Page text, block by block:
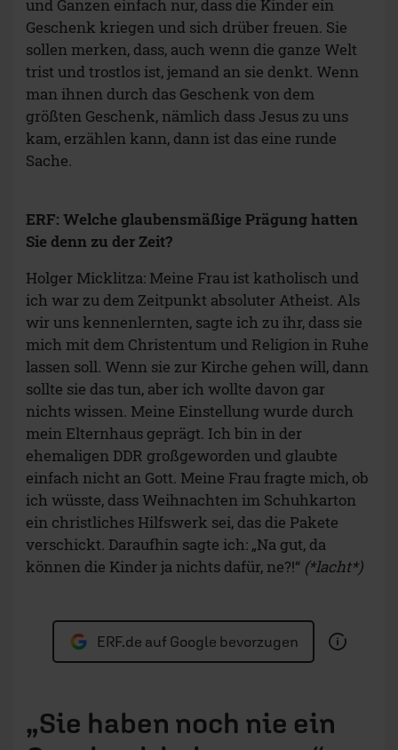
und Ganzen einfach nur, dass die Kinder ein
Geschenk kriegen und sich drüber freuen. Sie
sollen merken, dass, auch wenn die ganze Welt
trist und trostlos ist, jemand an sie denkt. Wenn
man ihnen durch das Geschenk von dem
größten Geschenk, nämlich dass Jesus zu uns
kam, erzählen kann, dann ist das eine runde
Sache.
ERF: Welche glaubensmäßige Prägung hatten
Sie denn zu der Zeit?
Holger Micklitza: Meine Frau ist katholisch und
ich war zu dem Zeitpunkt absoluter Atheist. Als
wir uns kennenlernten, sagte ich zu ihr, dass sie
mich mit dem Christentum und Religion in Ruhe
lassen soll. Wenn sie zur Kirche gehen will, dann
sollte sie das tun, aber ich wollte davon gar
nichts wissen. Meine Einstellung wurde durch
mein Elternhaus geprägt. Ich bin in der
ehemaligen DDR großgeworden und glaubte
einfach nicht an Gott. Meine Frau fragte mich, ob
ich wüsste, dass Weihnachten im Schuhkarton
ein christliches Hilfswerk sei, das die Pakete
verschickt. Daraufhin sagte ich: „Na gut, da
können die Kinder ja nichts dafür, ne?!“ (*lacht*)
ERF.de auf Google bevorzugen
„Sie haben noch nie ein